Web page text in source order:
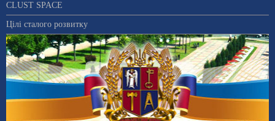
CLUST SPACE
Цілі сталого розвитку